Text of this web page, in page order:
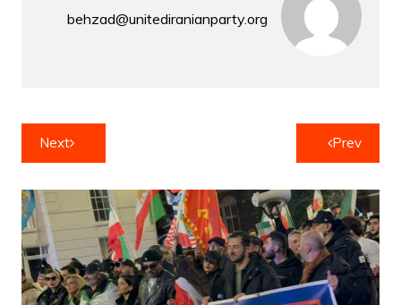
behzad@unitediranianparty.org
راهبری
نوشته
Prev
Next